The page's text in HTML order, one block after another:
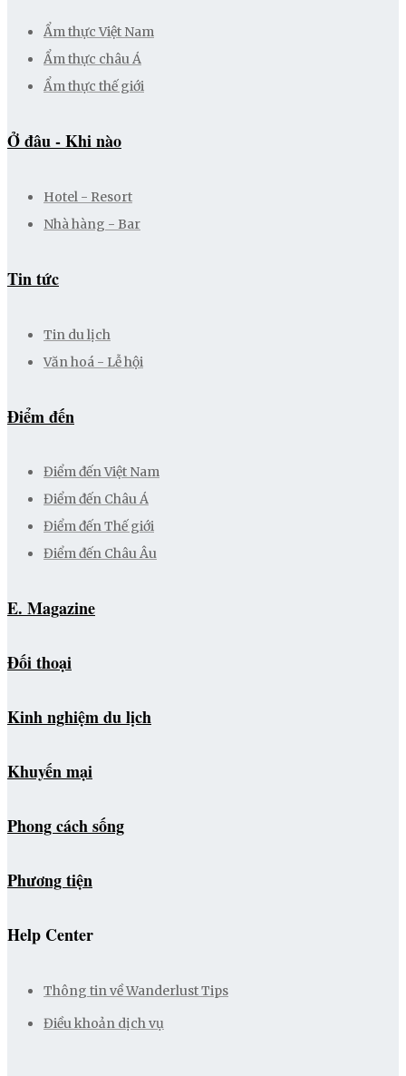
Ẩm thực Việt Nam
Ẩm thực châu Á
Ẩm thực thế giới
Ở đâu - Khi nào
Hotel - Resort
Nhà hàng - Bar
Tin tức
Tin du lịch
Văn hoá - Lễ hội
Điểm đến
Điểm đến Việt Nam
Điểm đến Châu Á
Điểm đến Thế giới
Điểm đến Châu Âu
E. Magazine
Đối thoại
Kinh nghiệm du lịch
Khuyến mại
Phong cách sống
Phương tiện
Help Center
Thông tin về Wanderlust Tips
Điều khoản dịch vụ